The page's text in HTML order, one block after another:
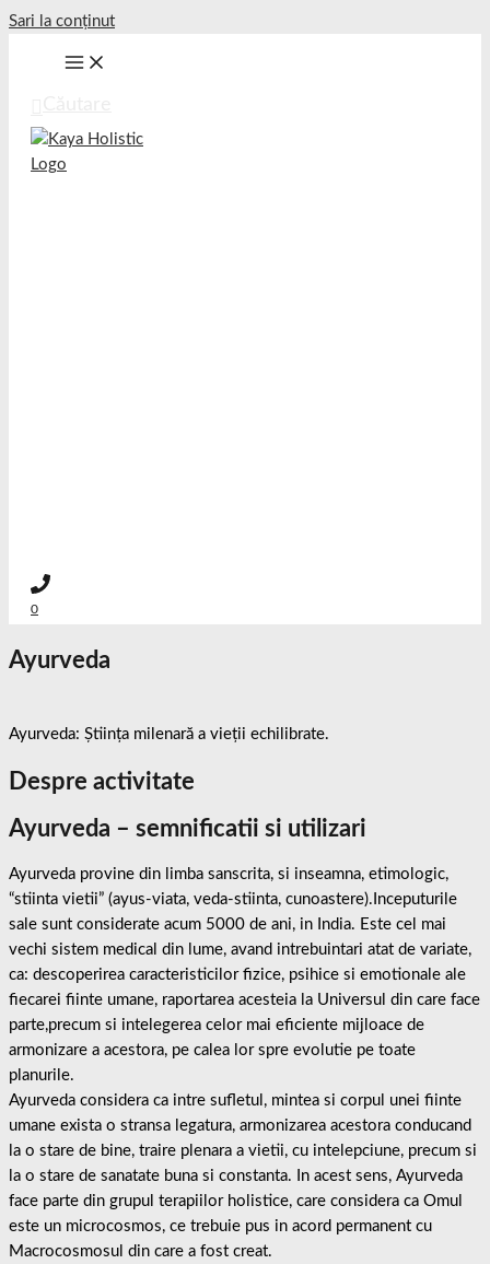
Sari la conținut
0
Ayurveda
Ayurveda: Știința milenară a vieții echilibrate.
Despre activitate
Ayurveda – semnificatii si utilizari
Ayurveda provine din limba sanscrita, si inseamna, etimologic,
“stiinta vietii” (ayus-viata, veda-stiinta, cunoastere).Inceputurile
sale sunt considerate acum 5000 de ani, in India. Este cel mai
vechi sistem medical din lume, avand intrebuintari atat de variate,
ca: descoperirea caracteristicilor fizice, psihice si emotionale ale
fiecarei fiinte umane, raportarea acesteia la Universul din care face
parte,precum si intelegerea celor mai eficiente mijloace de
armonizare a acestora, pe calea lor spre evolutie pe toate
planurile.
Ayurveda considera ca intre sufletul, mintea si corpul unei fiinte
umane exista o stransa legatura, armonizarea acestora conducand
la o stare de bine, traire plenara a vietii, cu intelepciune, precum si
la o stare de sanatate buna si constanta. In acest sens, Ayurveda
face parte din grupul terapiilor holistice, care considera ca Omul
este un microcosmos, ce trebuie pus in acord permanent cu
Macrocosmosul din care a fost creat.